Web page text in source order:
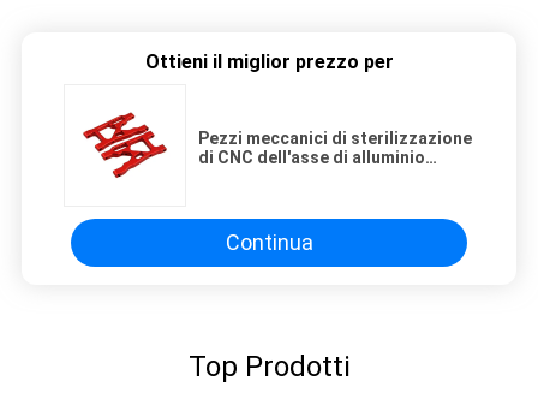
Ottieni il miglior prezzo per
Pezzi meccanici di sterilizzazione
di CNC dell'asse di alluminio
Continua
Top Prodotti